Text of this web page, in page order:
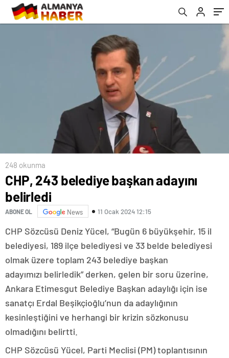
248 okunma
CHP, 243 belediye başkan adayını
belirledi
ABONE OL News 11 Ocak 2024 12:15
CHP Sözcüsü Deniz Yücel, “Bugün 6 büyükşehir, 15 il
belediyesi, 189 ilçe belediyesi ve 33 belde belediyesi
olmak üzere toplam 243 belediye başkan
adayımızı belirledik” derken, gelen bir soru üzerine,
Ankara Etimesgut Belediye Başkan adaylığı için ise
sanatçı Erdal Beşikçioğlu’nun da adaylığının
kesinleştiğini ve herhangi bir krizin sözkonusu
olmadığını belirtti.
CHP Sözcüsü Yücel, Parti Meclisi (PM) toplantısının